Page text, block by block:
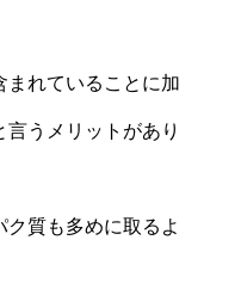
まれていることに加
うメリットがあり
ク質も多めに取るよ